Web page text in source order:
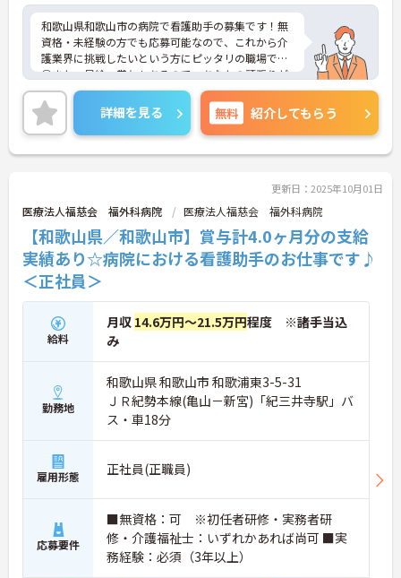
和歌山県和歌山市の病院で看護助手の募集です！無
資格・未経験の方でも応募可能なので、これから介
護業界に挑戦したいという方にピッタリの職場です
◎また、昇給・賞与もあるので、あなたの頑張りが
しっかり評価されます♪ご興味のある方は、面接ポ
イントをお伝えしますので、お気軽にご連絡くださ
い。
詳細を見る 無料 紹介してもらう
更新日：2025年10月01日
医療法人福慈会 福外科病院 医療法人福慈会 福外科病院
【和歌山県／和歌山市】賞与計4.0ヶ月分の支給
実績あり☆病院における看護助手のお仕事です♪
＜正社員＞
給料
月収 14.6万円～21.5万円程度 ※諸手当込
み
勤務地
和歌山県 和歌山市 和歌浦東3-5-31
ＪＲ紀勢本線(亀山－新宮)「紀三井寺駅」バ
ス・車18分
雇用形態 正社員(正職員)
応募要件
■無資格：可 ※初任者研修・実務者研
修・介護福祉士：いずれかあれば尚可 ■実
務経験：必須（3年以上）